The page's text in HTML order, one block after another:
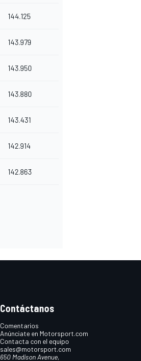
144.125
143.979
143.950
143.880
143.431
142.914
142.863
Contáctanos
Comentarios
Anúnciate en Motorsport.com
Contacta con el equipo
sales@motorsport.com
650 Madison Avenue,